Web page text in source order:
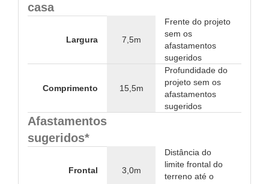
casa
Largura 7,5m
Frente do projeto
sem os
afastamentos
sugeridos
Comprimento 15,5m
Profundidade do
projeto sem os
afastamentos
sugeridos
Afastamentos
sugeridos*
Frontal 3,0m
Distância do
limite frontal do
terreno até o